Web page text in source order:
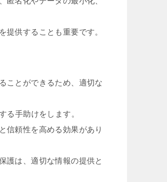
提供することも重要です。
ことができるため、適切な
る手助けをします。
信頼性を高める効果があり
護は、適切な情報の提供と